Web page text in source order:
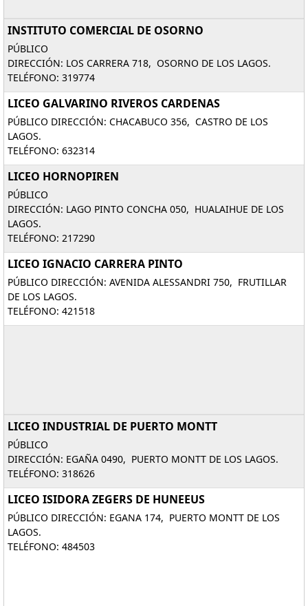
INSTITUTO COMERCIAL DE OSORNO
PÚBLICO
DIRECCIÓN: LOS CARRERA 718, OSORNO DE LOS LAGOS.
TELÉFONO: 319774
LICEO GALVARINO RIVEROS CARDENAS
PÚBLICO DIRECCIÓN: CHACABUCO 356, CASTRO DE LOS
LAGOS.
TELÉFONO: 632314
LICEO HORNOPIREN
PÚBLICO
DIRECCIÓN: LAGO PINTO CONCHA 050, HUALAIHUE DE LOS
LAGOS.
TELÉFONO: 217290
LICEO IGNACIO CARRERA PINTO
PÚBLICO DIRECCIÓN: AVENIDA ALESSANDRI 750, FRUTILLAR
DE LOS LAGOS.
TELÉFONO: 421518
LICEO INDUSTRIAL DE PUERTO MONTT
PÚBLICO
DIRECCIÓN: EGAÑA 0490, PUERTO MONTT DE LOS LAGOS.
TELÉFONO: 318626
LICEO ISIDORA ZEGERS DE HUNEEUS
PÚBLICO DIRECCIÓN: EGANA 174, PUERTO MONTT DE LOS
LAGOS.
TELÉFONO: 484503